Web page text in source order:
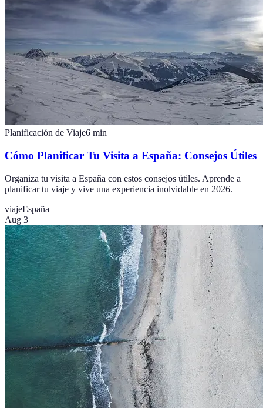
Planificación de Viaje6 min
Cómo Planificar Tu Visita a España: Consejos Útiles
Organiza tu visita a España con estos consejos útiles. Aprende a
planificar tu viaje y vive una experiencia inolvidable en 2026.
viajeEspaña
Aug 3